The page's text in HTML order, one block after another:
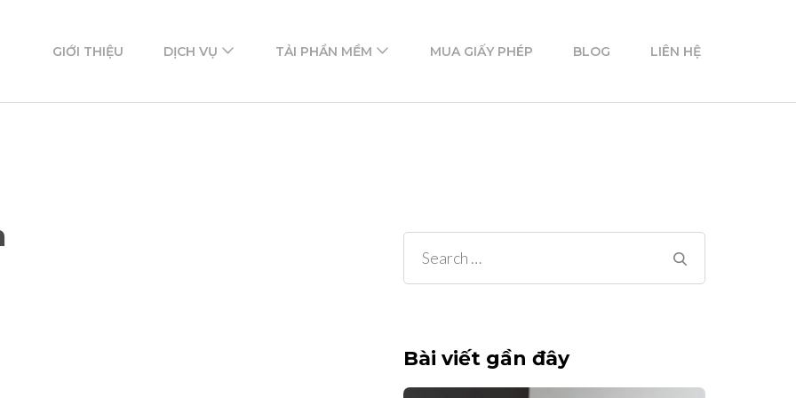
GIỚI THIỆU DỊCH VỤ TẢI PHẦN MỀM MUA GIẤY PHÉP BLOG LIÊN HỆ
Search
for:
Bài viết gần đây